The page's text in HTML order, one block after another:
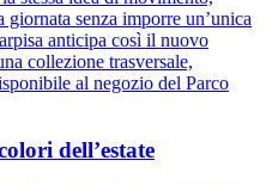
senza imporre un’unica
anticipa così il nuovo
collezione trasversale,
al negozio del Parco
dell’estate